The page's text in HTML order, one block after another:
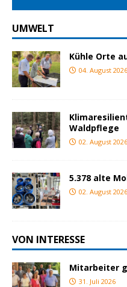
UMWELT
Kühle Orte
04. August 2026
Waldpflege
02. August 2026
5.378 alte
02. August 2026
VON INTERESSE
Mitarbeiter
31. Juli 2026